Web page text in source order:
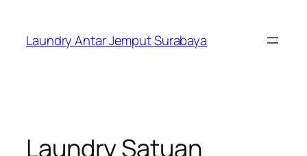
content
Laundry Antar Jemput Surabaya
Laundry Satuan